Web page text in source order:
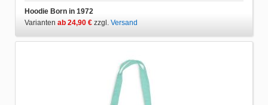
Hoodie Born in 1972
Varianten ab 24,90 € zzgl. Versand